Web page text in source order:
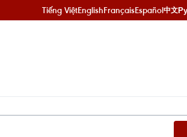
Tiếng ViệtEnglishFrançaisEspañol中文